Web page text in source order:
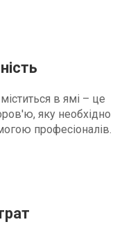
в ямі – це
яку необхідно
професіоналів.